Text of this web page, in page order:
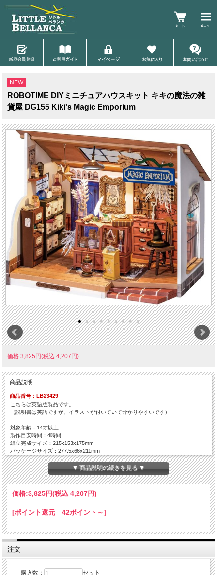
NEW
ROBOTIME DIYミニチュアハウスキット キキの魔法の雑
貨屋 DG155 Kiki's Magic Emporium
価格:3,825円(税込 4,207円)
商品説明
商品番号：LB23429
こちらは英語版製品です。
（説明書は英語ですが、イラストが付いていて分かりやすいです）
対象年齢：14才以上
製作目安時間：4時間
組立完成サイズ：215x153x175mm
パッケージサイズ：277.5x66x211mm
ピース数：291Pcs
電源：単4電池2本（別売り）▼ 商品説明の続きを見る ▼
価格:3,825円(税込 4,207円)
[ポイント還元 42ポイント～]
注文
購入数： セット